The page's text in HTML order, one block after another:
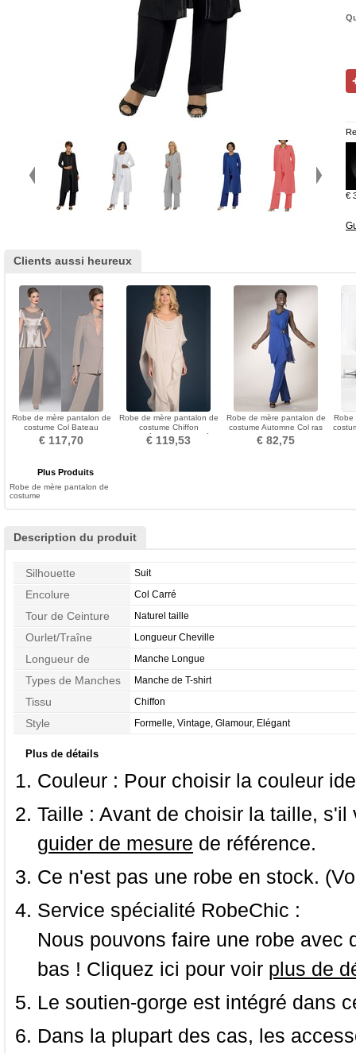
€
Clients aussi heureux
Robe de mère pantalon de
costume Col Bateau
Manche Longue Pomme
€ 117,70
Robe de mère pantalon de
costume Chiffon
Asymétrique Col Carré
€ 119,53
Robe de mère pantalon de
costume Automne Col ras
du Cou Longueur Cheville
€ 82,75
Robe
Plus Produits
Robe de mère pantalon de
costume
Description du produit
Silhouette Suit
Encolure Col Carré
Tour de Ceinture Naturel taille
Ourlet/Traîne Longueur Cheville
Longueur de
Manches
Manche Longue
Types de Manches Manche de T-shirt
Tissu Chiffon
Style Formelle, Vintage, Glamour, Elégant
Plus de détails
Couleur : Pour choisir la couleur
Taille : Avant de choisir la taille,
guider de mesure de référence.
Ce n'est pas une robe en stock.
Service spécialité RobeChic :
Nous pouvons faire une robe
bas ! Cliquez ici pour voir plus de
Le soutien-gorge est intégré dans
Dans la plupart des cas, les